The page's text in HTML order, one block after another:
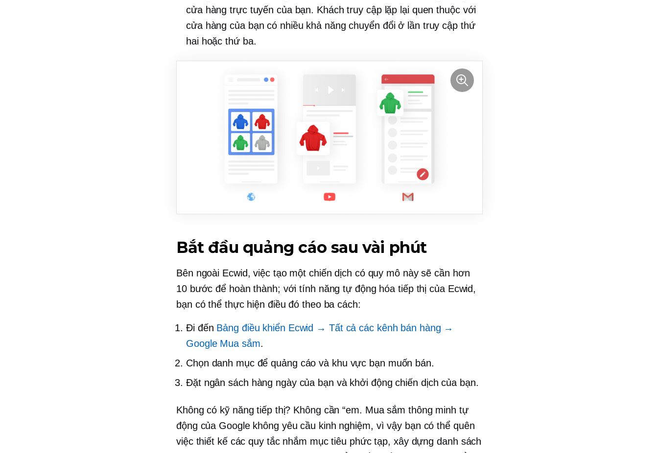
cửa hàng trực tuyến của bạn. Khách truy cập lặp lại quen thuộc với
cửa hàng của bạn có nhiều khả năng chuyển đổi ở lần truy cập thứ
hai hoặc thứ ba.
Bắt đầu quảng cáo sau vài phút
Bên ngoài Ecwid, việc tạo một chiến dịch có quy mô này sẽ cần hơn
10 bước để hoàn thành; với tính năng tự động hóa tiếp thị của Ecwid,
bạn có thể thực hiện điều đó theo ba cách:
Đi đến Bảng điều khiển Ecwid → Tất cả các kênh bán hàng →
Google Mua sắm.
Chọn danh mục để quảng cáo và khu vực bạn muốn bán.
Đặt ngân sách hàng ngày của bạn và khởi động chiến dịch của bạn.
Không có kỹ năng tiếp thị? Không cần “em. Mua sắm thông minh tự
động của Google không yêu cầu kinh nghiệm, vì vậy bạn có thể quên
việc thiết kế các quy tắc nhắm mục tiêu phức tạp, xây dựng danh sách